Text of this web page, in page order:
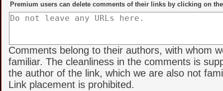
Premium users can delete comments of their links by clicking on
Comments belong to their authors, with whom
familiar. The cleanliness in the comments is
the author of the link, which we are also not
Link placement is prohibited.